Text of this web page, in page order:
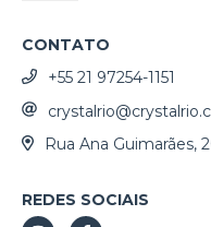
CONTATO
+55 21 97254-1151
Rua Ana Guimarães,
REDES SOCIAIS